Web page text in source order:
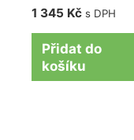
1 345 Kč s DPH
Přidat do
košíku